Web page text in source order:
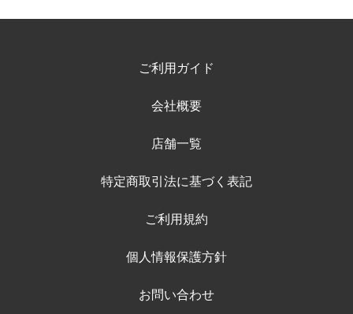
ご利用ガイド
会社概要
店舗一覧
特定商取引法に基づく表記
ご利用規約
個人情報保護方針
お問い合わせ